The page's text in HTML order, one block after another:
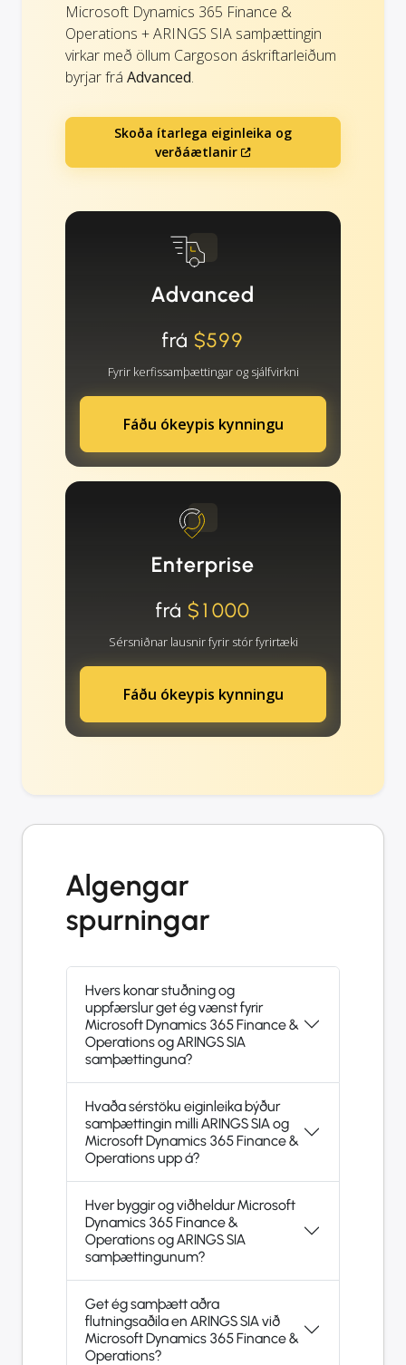
Microsoft Dynamics 365 Finance &
Operations + ARINGS SIA samþættingin
virkar með öllum Cargoson áskriftarleiðum
byrjar frá Advanced.
Skoða ítarlega eiginleika og
verðáætlanir
Advanced
frá $599
Fyrir kerfissamþættingar og sjálfvirkni
Fáðu ókeypis kynningu
Enterprise
frá $1000
Sérsniðnar lausnir fyrir stór fyrirtæki
Fáðu ókeypis kynningu
Algengar
spurningar
Hvers konar stuðning og
uppfærslur get ég vænst fyrir
Microsoft Dynamics 365 Finance &
Operations og ARINGS SIA
samþættinguna?
Hvaða sérstöku eiginleika býður
samþættingin milli ARINGS SIA og
Microsoft Dynamics 365 Finance &
Operations upp á?
Hver byggir og viðheldur Microsoft
Dynamics 365 Finance &
Operations og ARINGS SIA
samþættingunum?
Get ég samþætt aðra
flutningsaðila en ARINGS SIA við
Microsoft Dynamics 365 Finance &
Operations?